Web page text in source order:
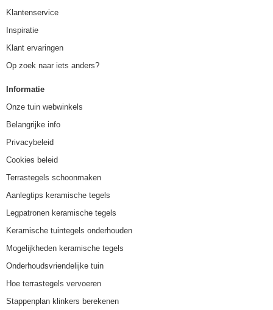
Klantenservice
Inspiratie
Klant ervaringen
Op zoek naar iets anders?
Informatie
Onze tuin webwinkels
Belangrijke info
Privacybeleid
Cookies beleid
Terrastegels schoonmaken
Aanlegtips keramische tegels
Legpatronen keramische tegels
Keramische tuintegels onderhouden
Mogelijkheden keramische tegels
Onderhoudsvriendelijke tuin
Hoe terrastegels vervoeren
Stappenplan klinkers berekenen